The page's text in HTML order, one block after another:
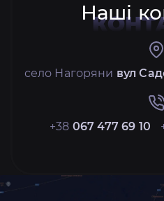
Наші
село Нагоряни вул
+38 067 477 69 10